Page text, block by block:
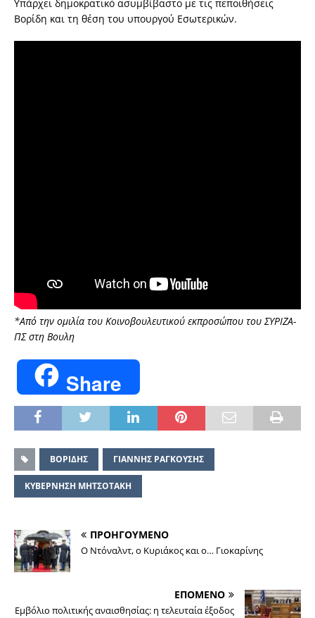
Υπάρχει δημοκρατικό ασυμβίβαστο με τις πεποιθήσεις
Βορίδη και τη θέση του υπουργού Εσωτερικών.
*Από την ομιλία του Κοινοβουλευτικού εκπροσώπου του ΣΥΡΙΖΑ-
ΠΣ στη Βουλη
Share
ΒΟΡΙΔΗΣ ΓΙΑΝΝΗΣ ΡΑΓΚΟΥΣΗΣ
ΚΥΒΕΡΝΗΣΗ ΜΗΤΣΟΤΑΚΗ
ΠΡΟΗΓΟΥΜΕΝΟ
Ο Ντόναλντ, ο Κυριάκος και ο… Γιοκαρίνης
ΕΠΟΜΕΝΟ
Εμβόλιο πολιτικής αναισθησίας: η τελευταία έξοδος